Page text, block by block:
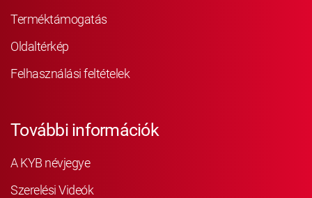
Terméktámogatás
Oldaltérkép
Felhasználási feltételek
További információk
A KYB névjegye
Szerelési Videók